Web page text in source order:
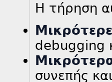
Η τήρηση
debugging
συνεπής